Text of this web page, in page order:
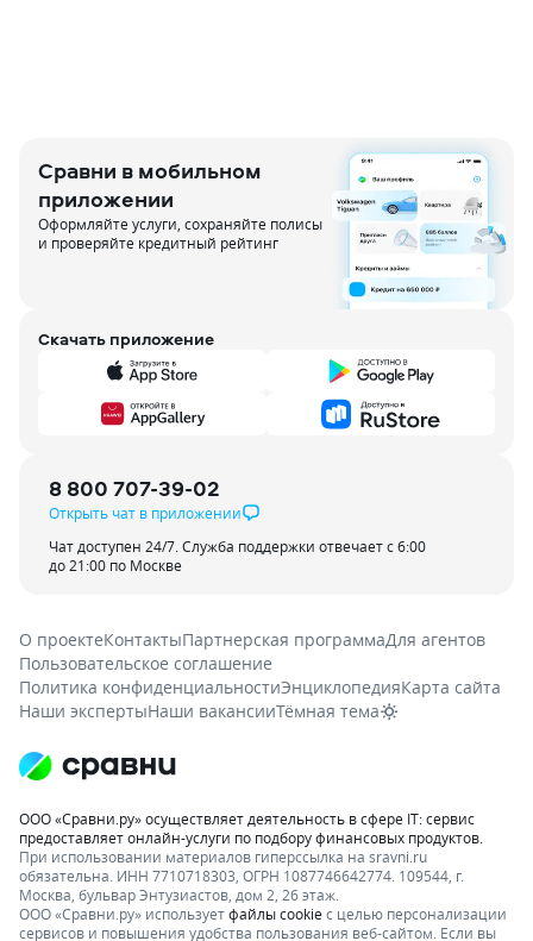
Сравни в мобильном
приложении
Оформляйте услуги, сохраняйте полисы
и проверяйте кредитный рейтинг
Скачать приложение
8 800 707-39-02
Открыть чат в приложении
Чат доступен 24/7. Служба поддержки отвечает с 6:00
до 21:00 по Москве
О проектеКонтактыПартнерская программаДля агентов
Пользовательское соглашение
Политика конфиденциальностиЭнциклопедияКарта сайта
Наши экспертыНаши вакансииТёмная тема
ООО «Сравни.ру» осуществляет деятельность в сфере IT: сервис
предоставляет онлайн-услуги по подбору финансовых продуктов.
При использовании материалов гиперссылка на sravni.ru
обязательна. ИНН 7710718303, ОГРН 1087746642774. 109544, г.
Москва, бульвар Энтузиастов, дом 2, 26 этаж.
ООО «Сравни.ру» используетфайлы cookieс целью персонализации
сервисов и повышения удобства пользования веб-сайтом. Если вы